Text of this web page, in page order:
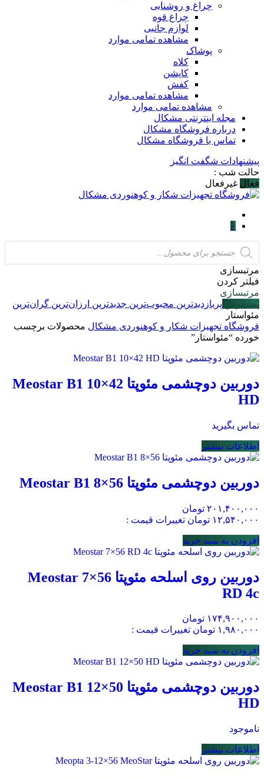
چراغ و روشنایی
چراغ قوه
لوازم جانبی
مشاهده تمامی موارد
پوشاک
کلاه
کاپشن
کفش
مشاهده تمامی موارد
مشاهده تمامی موارد
مجله اینترنتی مشکال
درباره فروشگاه مشکال
تماس با فروشگاه مشکال
پیشنهادات شگفت انگیز
حالت شب :
فعال غیرفعال
۰
Products
search
مرتبسازی
فیلتر کردن
مرتبسازی
پیشفرض پربازدیدترین محبوب‌ترین جدیدترین ارزان‌ترین گران‌ترین
مئواستار
فروشگاه تجهیزات شکار و کوهنوردی مشکال محصولات برچسب
خورده “مئواستار”
دوربین دوچشمی مئوپتا Meostar B1 10×42
HD
تماس بگیرید
اطلاعات بیشتر
دوربین دوچشمی مئوپتا Meostar B1 8×56
۲۰۱,۴۰۰,۰۰۰ تومان
۱۲,۵۴۰,۰۰۰ تومان تغییرات قیمت :
افزودن به سبد خرید
دوربین روی اسلحه مئوپتا Meostar 7×56
RD 4c
۱۷۴,۹۰۰,۰۰۰ تومان
۱,۹۸۰,۰۰۰ تومان تغییرات قیمت :
افزودن به سبد خرید
دوربین دوچشمی مئوپتا Meostar B1 12×50
HD
ناموجود
اطلاعات بیشتر